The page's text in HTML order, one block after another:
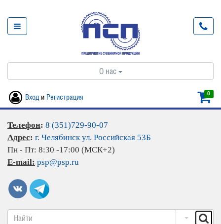
О нас
0
Вход и Регистрация
Телефон: 8 (351)729-90-07
Адрес: г. Челябинск ул. Российская 53Б
Пн - Пт: 8:30 -17:00 (МСК+2)
E-mail: psp@psp.ru